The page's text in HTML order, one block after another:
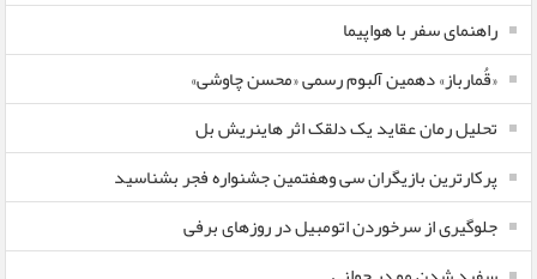
راهنمای سفر با هواپیما
«قُمارباز» دهمین آلبوم رسمی «محسن چاوشی»
تحلیل رمان عقاید یک دلقک اثر هاینریش بل
پرکارترین بازیگران سی وهفتمین جشنواره فجر بشناسید
جلوگیری از سرخوردن اتومبیل در روزهای برفی